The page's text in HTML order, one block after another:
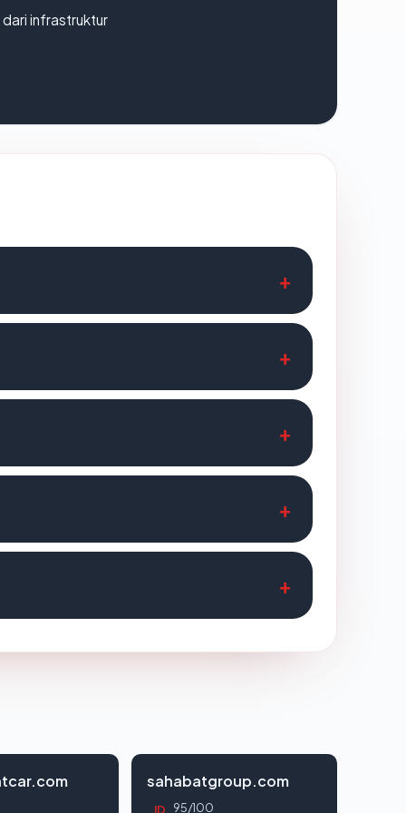
infrastruktur
sahabatgroup.com
ID 95/100